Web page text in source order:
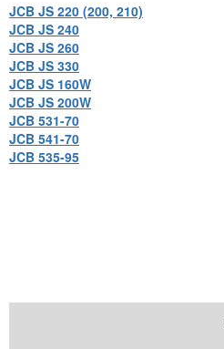
JCB JS 220 (200, 210)
JCB JS 240
JCB JS 260
JCB JS 330
JCB JS 160W
JCB JS 200W
JCB 531-70
JCB 541-70
JCB 535-95